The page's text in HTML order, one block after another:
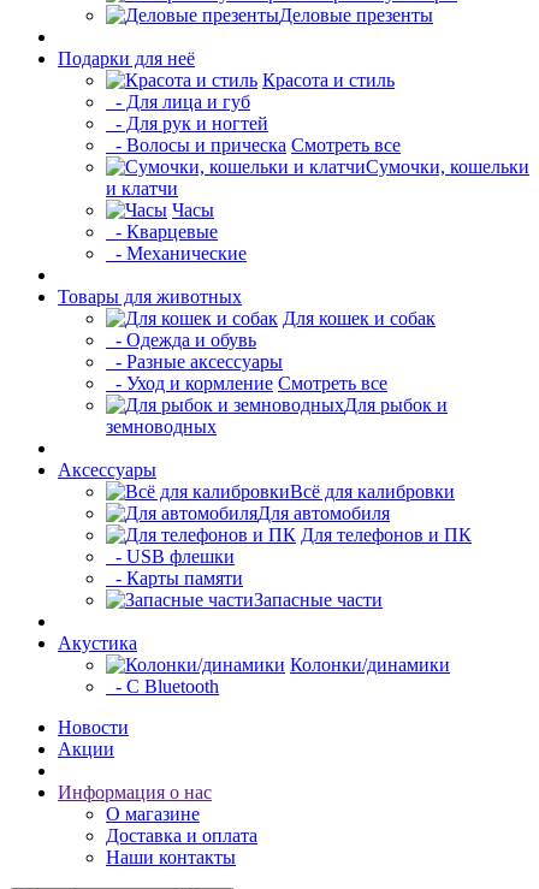
Деловые презенты
Подарки для неё
Красота и стиль
- Для лица и губ
- Для рук и ногтей
- Волосы и прическа Смотреть все
Сумочки, кошельки
и клатчи
Часы
- Кварцевые
- Механические
Товары для животных
Для кошек и собак
- Одежда и обувь
- Разные аксессуары
- Уход и кормление Смотреть все
Для рыбок и
земноводных
Аксессуары
Всё для калибровки
Для автомобиля
Для телефонов и ПК
- USB флешки
- Карты памяти
Запасные части
Акустика
Колонки/динамики
- С Bluetooth
Новости
Акции
Информация о нас
О магазине
Доставка и оплата
Наши контакты